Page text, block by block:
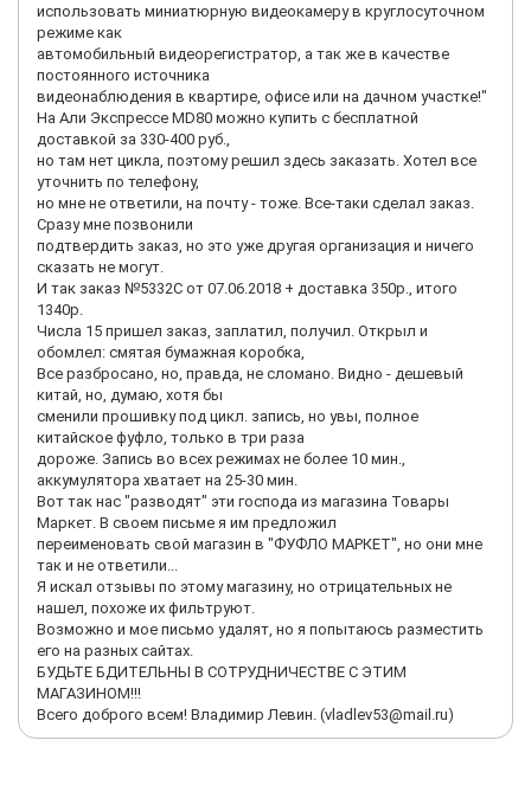
использовать миниатюрную видеокамеру в круглосуточном
режиме как
автомобильный видеорегистратор, а так же в качестве
постоянного источника
видеонаблюдения в квартире, офисе или на дачном участке!"
На Али Экспрессе MD80 можно купить с бесплатной
доставкой за 330-400 руб.,
но там нет цикла, поэтому решил здесь заказать. Хотел все
уточнить по телефону,
но мне не ответили, на почту - тоже. Все-таки сделал заказ.
Сразу мне позвонили
подтвердить заказ, но это уже другая организация и ничего
сказать не могут.
И так заказ №5332С от 07.06.2018 + доставка 350р., итого
1340р.
Числа 15 пришел заказ, заплатил, получил. Открыл и
обомлел: смятая бумажная коробка,
Все разбросано, но, правда, не сломано. Видно - дешевый
китай, но, думаю, хотя бы
сменили прошивку под цикл. запись, но увы, полное
китайское фуфло, только в три раза
дороже. Запись во всех режимах не более 10 мин.,
аккумулятора хватает на 25-30 мин.
Вот так нас "разводят" эти господа из магазина Товары
Маркет. В своем письме я им предложил
переименовать свой магазин в "ФУФЛО МАРКЕТ", но они мне
так и не ответили...
Я искал отзывы по этому магазину, но отрицательных не
нашел, похоже их фильтруют.
Возможно и мое письмо удалят, но я попытаюсь разместить
его на разных сайтах.
БУДЬТЕ БДИТЕЛЬНЫ В СОТРУДНИЧЕСТВЕ С ЭТИМ
МАГАЗИНОМ!!!
Всего доброго всем! Владимир Левин. (vladlev53@mail.ru)